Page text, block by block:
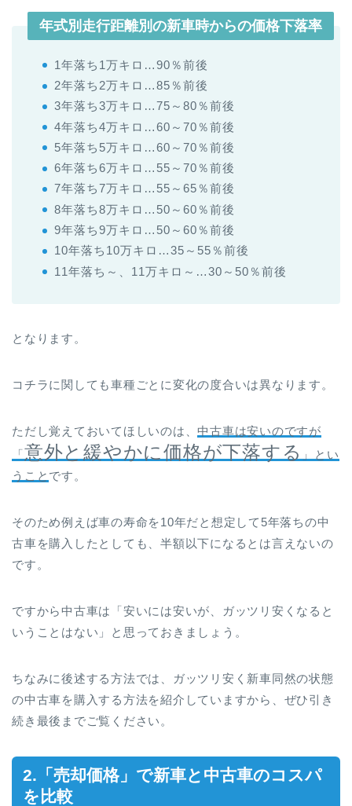
年式別走行距離別の新車時からの価格下落率
1年落ち1万キロ…90％前後
2年落ち2万キロ…85％前後
3年落ち3万キロ…75～80％前後
4年落ち4万キロ…60～70％前後
5年落ち5万キロ…60～70％前後
6年落ち6万キロ…55～70％前後
7年落ち7万キロ…55～65％前後
8年落ち8万キロ…50～60％前後
9年落ち9万キロ…50～60％前後
10年落ち10万キロ…35～55％前後
11年落ち～、11万キロ～…30～50％前後
となります。
コチラに関しても車種ごとに変化の度合いは異なります。
ただし覚えておいてほしいのは、中古車は安いのですが
「意外と緩やかに価格が下落する 」とい
うこと です。
そのため例えば車の寿命を10年だと想定して5年落ちの中
古車を購入したとしても、半額以下になるとは言えないの
です。
ですから中古車は「安いには安いが、ガッツリ安くなると
いうことはない」と思っておきましょう。
ちなみに後述する方法では、ガッツリ安く新車同然の状態
の中古車を購入する方法を紹介していますから、ぜひ引き
続き最後までご覧ください。
2.「売却価格」で新車と中古車のコスパ
を比較